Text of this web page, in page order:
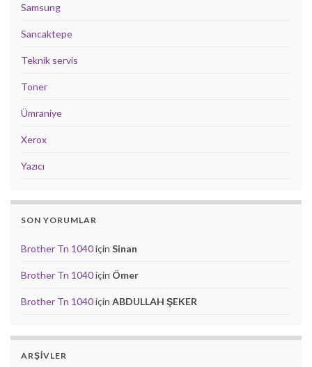
Samsung
Sancaktepe
Teknik servis
Toner
Ümraniye
Xerox
Yazıcı
SON YORUMLAR
Brother Tn 1040için Sinan
Brother Tn 1040için Ömer
Brother Tn 1040için ABDULLAH ŞEKER
ARŞIVLER